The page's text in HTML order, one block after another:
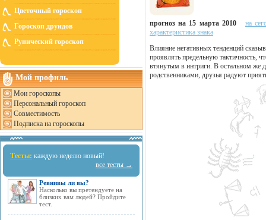
Цветочный гороскоп
Гороскоп друидов
Рунический гороскоп
Мой профиль
Мои гороскопы
Персональный гороскоп
Совместимость
Подписка на гороскопы
Тесты: каждую неделю новый!
все тесты →
Ревнивы ли вы?
Насколько вы претендуете на
близких вам людей? Пройдите
тест.
прогноз на 15 марта 2010
на
характеристика знака
Влияние негативных тенденций
проявлять предельную тактичность,
втянутым в интриги. В остальном же
родственниками, друзья радуют